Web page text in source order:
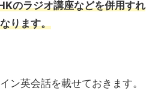
のラジオ講座などを併用すれ
ります。
ン英会話を載せておきます。